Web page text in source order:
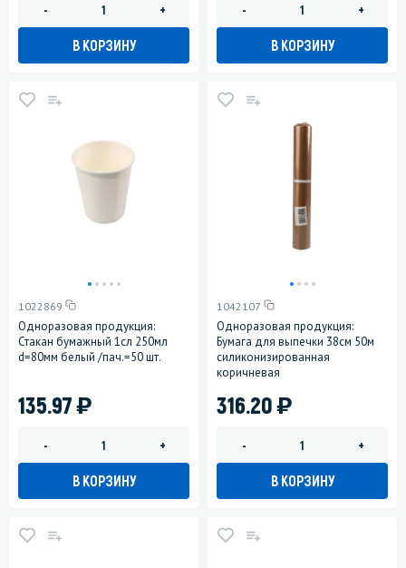
- +
В КОРЗИНУ
- +
В КОРЗИНУ
1022869
Одноразовая продукция:
Стакан бумажный 1сл 250мл
d=80мм белый /пач.=50 шт.
135.97)
- +
В КОРЗИНУ
1042107
Одноразовая продукция:
Бумага для выпечки 38см 50м
силиконизированная
коричневая
316.20)
- +
В КОРЗИНУ